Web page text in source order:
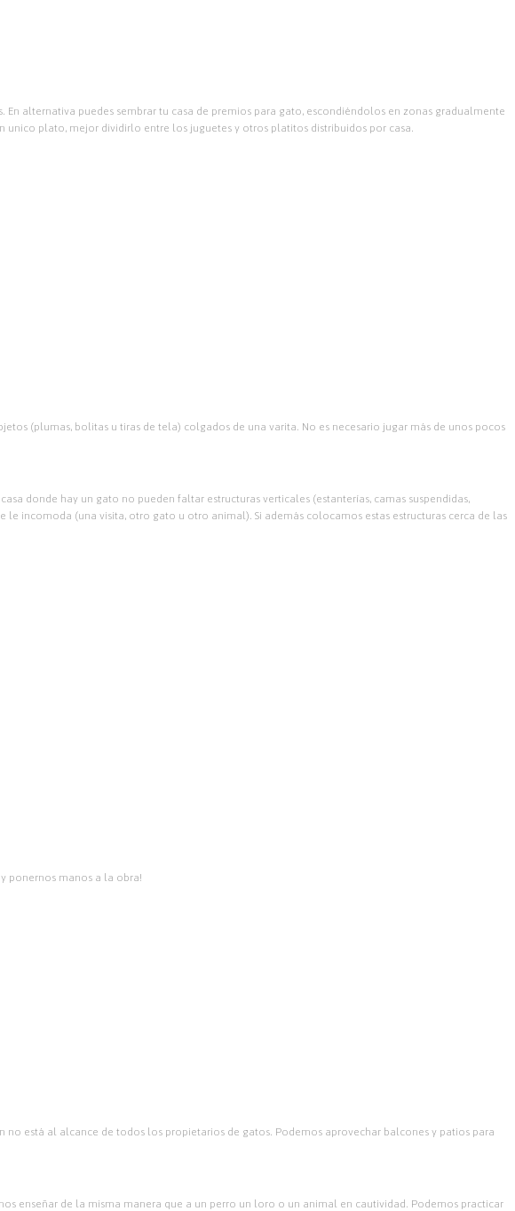
alternativa puedes sembrar tu casa de premios para gato, escondiéndolos en zonas gradualmente
plato, mejor dividirlo entre los juguetes y otros platitos distribuidos por casa.
(plumas, bolitas u tiras de tela) colgados de una varita. No es necesario jugar más de unos pocos
donde hay un gato no pueden faltar estructuras verticales (estanterías, camas suspendidas,
incomoda (una visita, otro gato u otro animal). Si además colocamos estas estructuras cerca de las
ponernos manos a la obra!
no está al alcance de todos los propietarios de gatos. Podemos aprovechar balcones y patios para
enseñar de la misma manera que a un perro un loro o un animal en cautividad. Podemos practicar